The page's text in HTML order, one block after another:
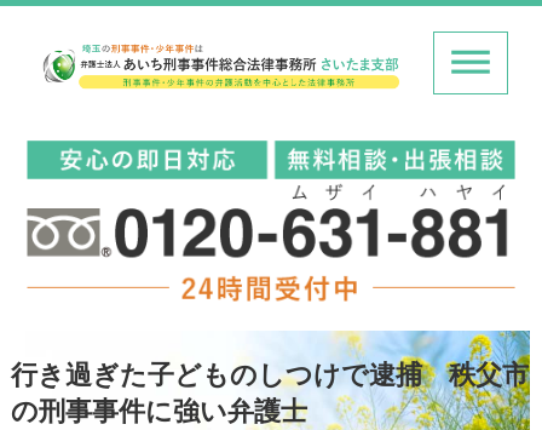
行き過ぎた子どものしつけで逮捕 秩父市
の刑事事件に強い弁護士